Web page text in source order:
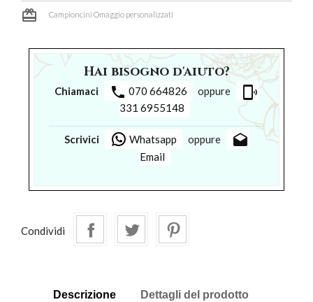
card_giftcard Campioncini Omaggio personalizzati
Hai bisogno d'aiuto?
Chiamaci phone 070 664826 oppure phonelink_ring
331 6955148
Scrivici Whatsapp oppure drafts
Email
Condividi
Descrizione Dettagli del prodotto